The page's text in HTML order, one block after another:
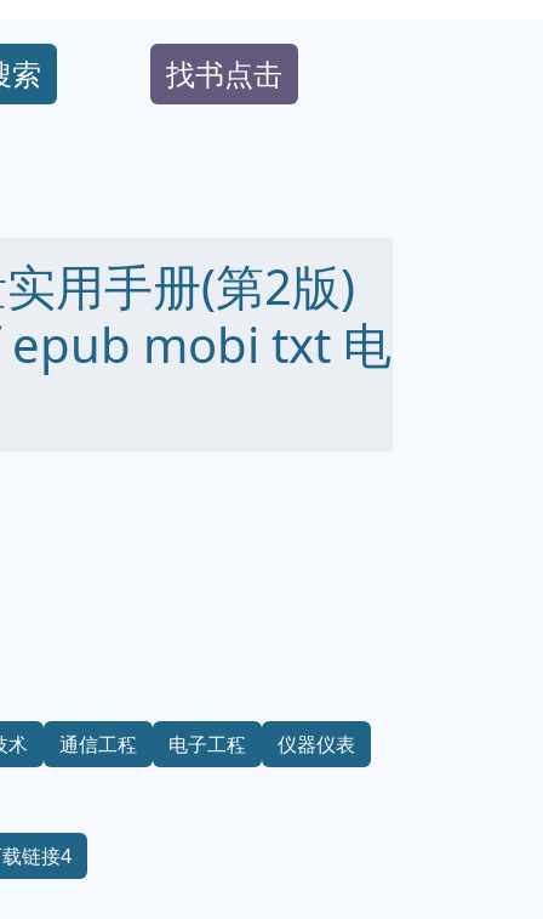
索 找书点击
用手册(第2版)
epub mobi txt 电
术 通信工程 电子工程 仪器仪表
链接4